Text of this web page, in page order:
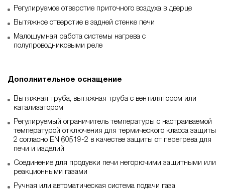
Регулируемое отверстие приточного воздуха в дверце
Вытяжное отверстие в задней стенке печи
Малошумная работа системы нагрева с
полупроводниковыми реле
Дополнительное оснащение
Вытяжная труба, вытяжная труба с вентилятором или
катализатором
Регулируемый ограничитель температуры с настраиваемой
температурой отключения для термического класса защиты
2 согласно EN 60519-2 в качестве защиты от перегрева для
печи и изделий
Соединение для продувки печи негорючими защитными или
реакционными газами
Ручная или автоматическая система подачи газа